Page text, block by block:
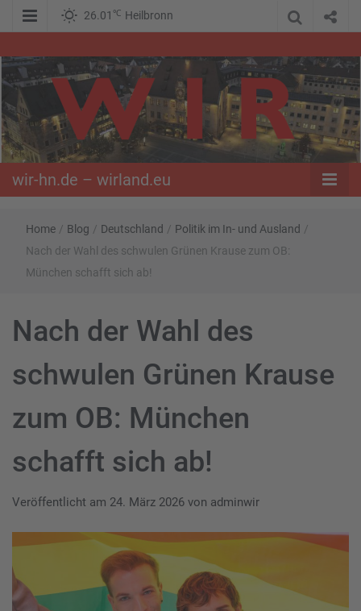
26.01 ℃ Heilbronn
wir-hn.de –
wirland.eu
wir-hn.de – wirland.eu
Home / Blog / Deutschland / Politik im In- und Ausland /
Nach der Wahl des schwulen Grünen Krause zum OB:
München schafft sich ab!
Nach der Wahl des
schwulen Grünen Krause
zum OB: München
schafft sich ab!
Veröffentlicht am 24. März 2026 von adminwir